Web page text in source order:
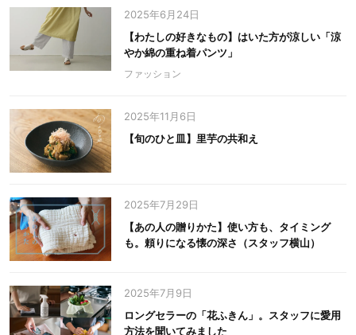
2025年6月24日
【わたしの好きなもの】はいた方が涼しい「涼
やか綿の重ね着パンツ」
ファッション
2025年11月6日
【旬のひと皿】里芋の共和え
2025年7月29日
【あの人の贈りかた】使い方も、タイミング
も。頼りになる懐の深さ（スタッフ横山）
2025年7月9日
ロングセラーの「花ふきん」。スタッフに愛用
方法を聞いてみました